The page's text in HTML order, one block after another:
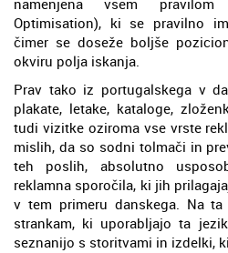
Optimisation), ki se pravilno
čimer se doseže boljše
okviru polja iskanja.
Prav tako iz portugalskega v
plakate, letake, kataloge,
tudi vizitke oziroma vse vrste
mislih, da so sodni tolmači in
teh poslih, absolutno
reklamna sporočila, ki jih
v tem primeru danskega. Na
strankam, ki uporabljajo ta
seznanijo s storitvami in izdelki,